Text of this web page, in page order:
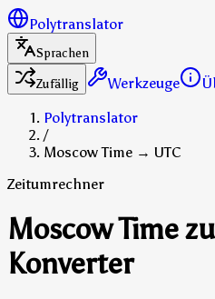
Polytranslator
Sprachen
Zufällig
Werkzeuge
Polytranslator
/
Moscow Time → UTC
Zeitumrechner
Moscow Time
Konverter